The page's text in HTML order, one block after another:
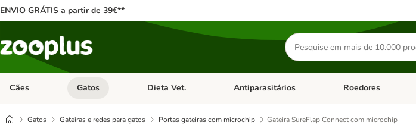
ENVIO GRÁTIS a partir de 39€**
Pesquisar
produtos
Cães Abrir menu de categoria: Cães
Gatos Abrir menu de categoria: Gatos
Dieta Vet. Abrir menu de categoria: Dieta Vet.
Antiparasitários Abrir menu de
Roedores
Gatos Gateiras e redes para gatos Portas gateiras com microchip Gateira SureFlap Connect com microchip